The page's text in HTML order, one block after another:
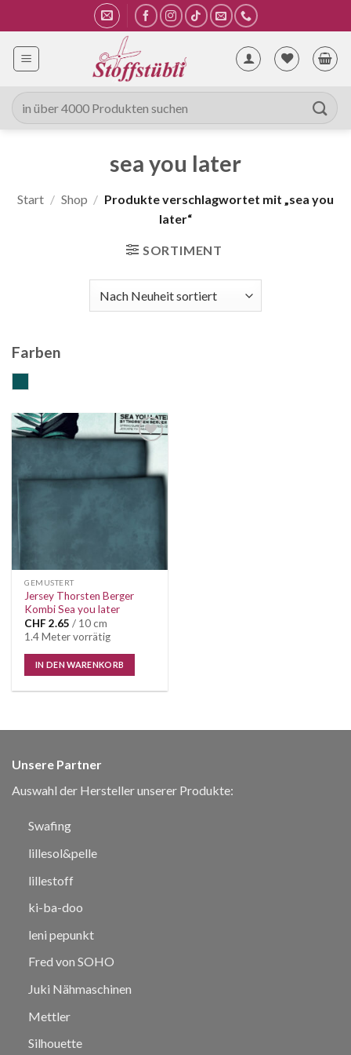
Inhalt
springen
Suche
nach:
sea you later
Start / Shop / Produkte verschlagwortet mit „sea you
later“
SORTIMENT
Farben
GEMUSTERT
Jersey Thorsten Berger
Kombi Sea you later
CHF 2.65 / 10 cm
1.4 Meter vorrätig
IN DEN WARENKORB
Unsere Partner
Auswahl der Hersteller unserer Produkte:
Swafing
lillesol&pelle
lillestoff
ki-ba-doo
leni pepunkt
Fred von SOHO
Juki Nähmaschinen
Mettler
Silhouette